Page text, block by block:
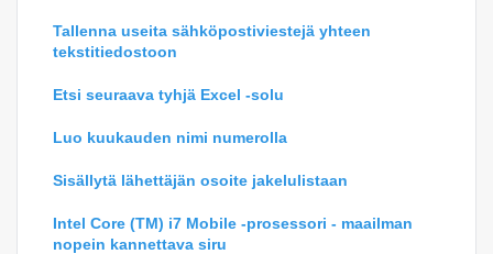
Tallenna useita sähköpostiviestejä yhteen
tekstitiedostoon
Etsi seuraava tyhjä Excel -solu
Luo kuukauden nimi numerolla
Sisällytä lähettäjän osoite jakelulistaan
Intel Core (TM) i7 Mobile -prosessori - maailman
nopein kannettava siru